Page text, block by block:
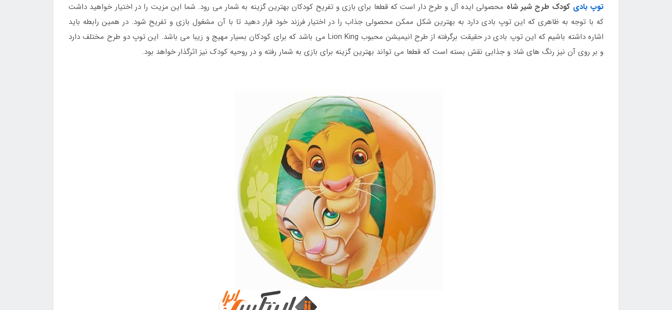
توپ بادی کودک طرح شیر شاه محصولی ایده آل و طرح دار است که قطعا برای بازی و تفریح کودکان بهترین گزینه به شمار می رود. شما این مزیت را در اختیار خواهید داشت
که با توجه به ظاهری که این توپ بادی دارد به بهترین شکل ممکن محصولی جذاب را در اختیار فرزند خود قرار دهید تا با آن مشغول بازی و تفریح شود. در همین رابطه باید
اشاره داشته باشیم که این توپ بادی در حقیقت برگرفته از طرح انیمیشن محبوب Lion King می باشد که برای کودکان بسیار مهیج و زیبا می باشد. این توپ دو طرح مختلف دارد
و بر روی آن نیز رنگ های شاد و جذابی نقش بسته است که قطعا می تواند بهترین گزینه برای بازی به شمار رفته و در روحیه کودک نیز اثرگذار خواهد بود.